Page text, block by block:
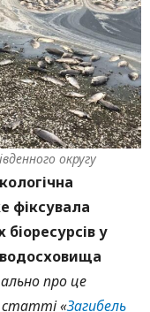
округу
фіксувала
у
водосховища
про це
статті «Загибель